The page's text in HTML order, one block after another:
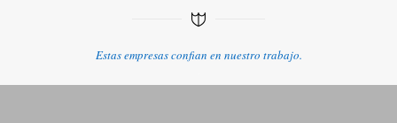
Estas empresas confian en nuestro trabajo.